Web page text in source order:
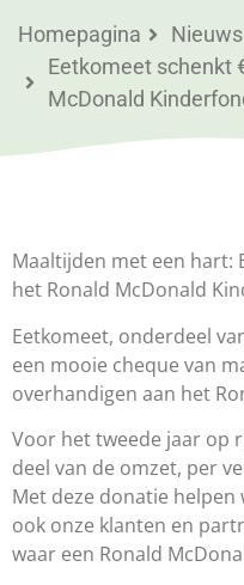
Homepagina
Nieuws
Eetkomeet schenkt
McDonald
Maaltijden met een hart:
het Ronald McDonald
Eetkomeet, onderdeel
een mooie cheque van
overhandigen aan het
Voor het tweede jaar op
deel van de omzet, per
Met deze donatie
ook onze klanten en
waar een Ronald